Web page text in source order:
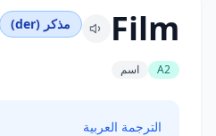
Film مذكر (der)
A2 اسم
الترجمة العربية